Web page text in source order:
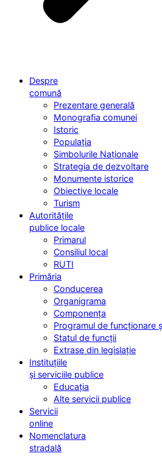
Despre
comună
Prezentare generală
Monografia comunei
Istoric
Populația
Simbolurile Naționale
Strategia de dezvoltare
Monumente istorice
Obiective locale
Turism
Autoritățile
publice locale
Primarul
Consiliul local
RUTI
Primăria
Conducerea
Organigrama
Componența
Programul de funcționare
Statul de funcții
Extrase din legislație
Instituțiile
și serviciile publice
Educația
Alte servicii publice
Servicii
online
Nomenclatura
stradală